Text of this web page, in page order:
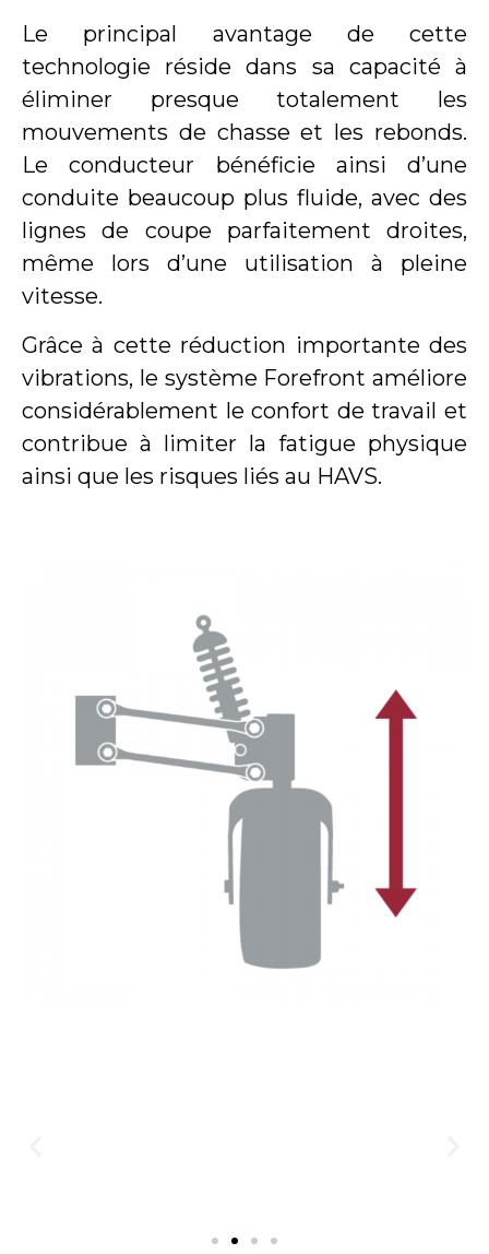
Le principal avantage de cette
technologie réside dans sa capacité à
éliminer presque totalement les
mouvements de chasse et les rebonds.
Le conducteur bénéficie ainsi d’une
conduite beaucoup plus fluide, avec des
lignes de coupe parfaitement droites,
même lors d’une utilisation à pleine
vitesse.
Grâce à cette réduction importante des
vibrations, le système Forefront améliore
considérablement le confort de travail et
contribue à limiter la fatigue physique
ainsi que les risques liés au HAVS.